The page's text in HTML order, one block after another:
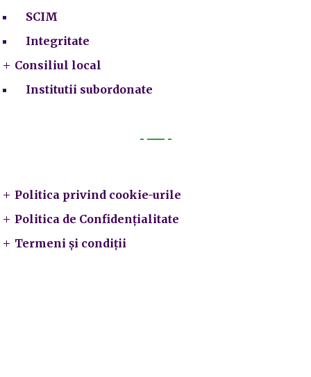
SCIM
Integritate
Consiliul local
Institutii subordonate
Politica privind cookie-urile
Politica de Confidențialitate
Termeni și condiții